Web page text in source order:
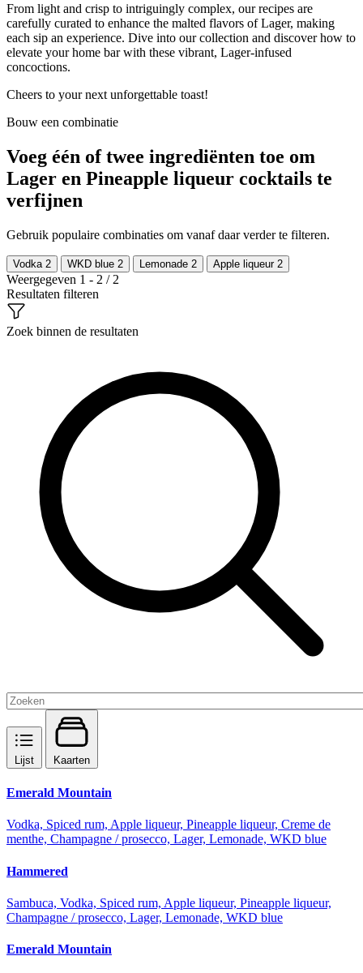
From light and crisp to intriguingly complex, our recipes are
carefully curated to enhance the malted flavors of Lager, making
each sip an experience. Dive into our collection and discover how to
elevate your home bar with these vibrant, Lager-infused
concoctions.
Cheers to your next unforgettable toast!
Bouw een combinatie
Voeg één of twee ingrediënten toe om
Lager en Pineapple liqueur cocktails te
verfijnen
Gebruik populaire combinaties om vanaf daar verder te filteren.
Vodka 2 WKD blue 2 Lemonade 2 Apple liqueur 2
Weergegeven 1 - 2 / 2
Resultaten filteren
Zoek binnen de resultaten
Lijst Kaarten
Emerald Mountain
Vodka, Spiced rum, Apple liqueur, Pineapple liqueur, Creme de
menthe, Champagne / prosecco, Lager, Lemonade, WKD blue
Hammered
Sambuca, Vodka, Spiced rum, Apple liqueur, Pineapple liqueur,
Champagne / prosecco, Lager, Lemonade, WKD blue
Emerald Mountain